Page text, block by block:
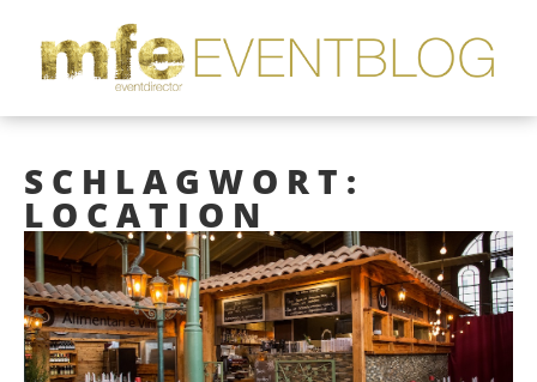
SCHLAGWORT:
LOCATION